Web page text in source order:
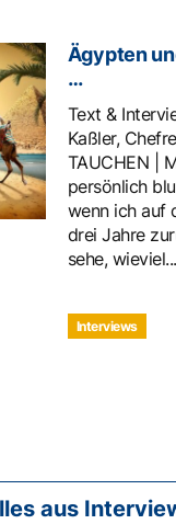
Ägypten
…
Text &
Kaßler,
TAUCHEN |
persönlich
wenn ich auf
drei Jahre
sehe, wieviel...
Interviews
aus